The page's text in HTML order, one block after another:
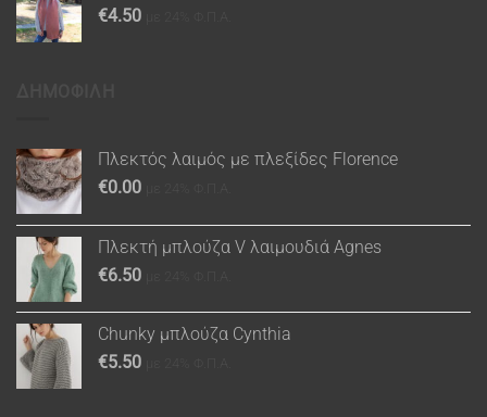
€4.50
Πλεκτός λαιμός με πλεξίδες Florence
€0.00
Πλεκτή μπλούζα V λαιμουδιά Agnes
€6.50
Chunky μπλούζα Cynthia
€5.50